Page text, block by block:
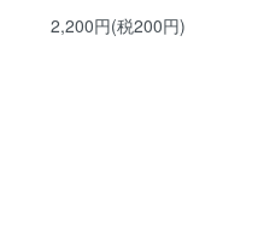
2,200円(税200円)